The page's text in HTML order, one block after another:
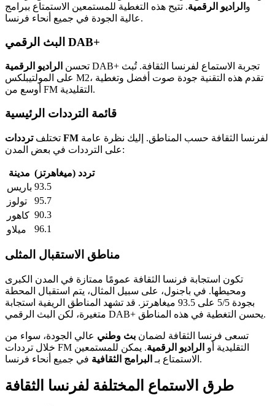
و الراديو الرقمية. تتيح هذه التغطية للمستمعين الاستمتاع ببرامج
عالية الجودة في جميع أنحاء فرنسا.
البث الرقمي DAB+
تحسن الراديو الرقمية
DAB+ تجربة الاستماع لفرنسا الثقافة. تُبث
على المولتيبلكس M2، تقدم هذه التقنية جودة صوت أفضل وتغطية
أوسع من FM التقليدية.
قائمة الترددات الرئيسية
تختلف ترددات FM
على الترددات في بعض المدن:
مدينة تردد (ميغاهرتز)
باريس 93.5
تولوز
95.7
كاهور 90.3
ميلاو
96.1
مناطق الاستقبال المثلى
تكون استجابة فرنسا الثقافة عمومًا ممتازة في المدن الكبرى
ومحيطها. في باجنول، على سبيل المثال، يتم استقبال المحطة
بجودة 5/5 على 93.5 ميغاهرتز. قد تشهد المناطق الريفية استجابة
متغيرة، لكن البث الرقمي DAB+ يحسن التغطية في هذه المناطق.
تسعى فرنسا الثقافة لضمان بث وطني عالي الجودة، سواء من
خلال ترددات FM التقليدية أو الراديو الرقمية. يمكن للمستمعين
الاستمتاع بـ البرامج الثقافية في جميع أنحاء فرنسا.
طرق الاستماع المختلفة لفرنسا الثقافة